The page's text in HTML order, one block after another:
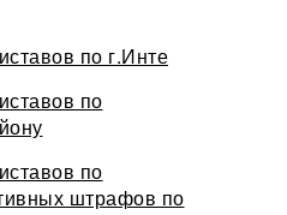
по г.Инте
по
по
штрафов по